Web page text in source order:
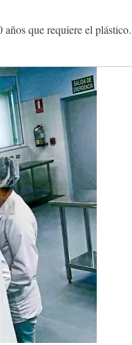
que requiere el